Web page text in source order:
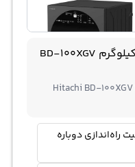
ماشین لباسشویی هیتاچی 10 کیلوگرم BD-100XGV
Hitachi BD-
راه‌اندازی دوباره